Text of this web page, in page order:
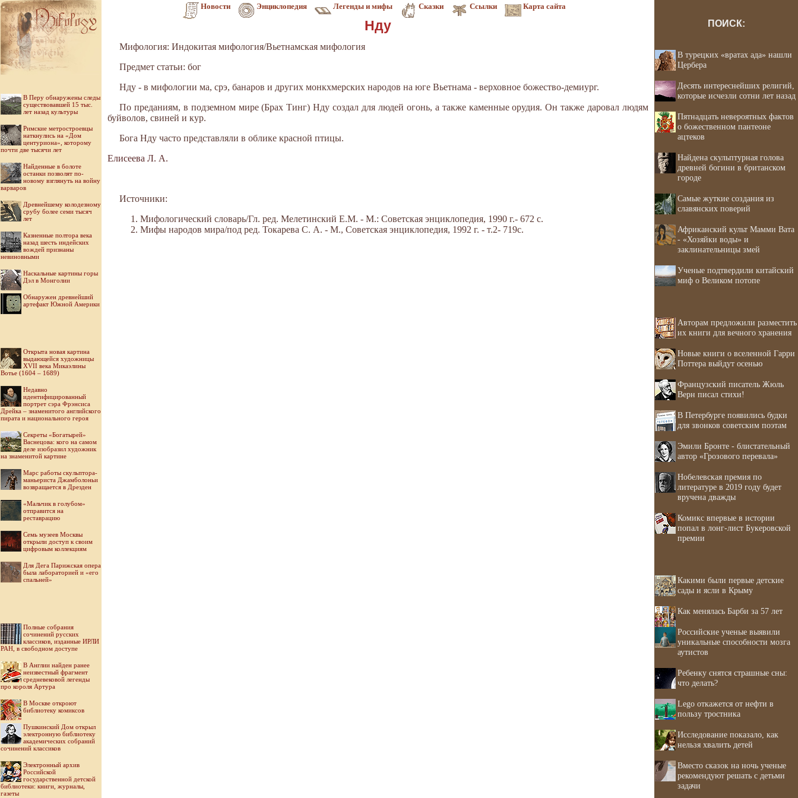
Новости Энциклопедия Легенды и мифы Сказки Ссылки Карта сайта
В Перу обнаружены следы
существовавшей 15 тыс.
лет назад культуры
Римские метростроевцы
наткнулись на «Дом
центуриона», которому
почти две тысячи лет
Найденные в болоте
останки позволят по-
новому взглянуть на войну
варваров
Древнейшему колодезному
срубу более семи тысяч
лет
Казненные полтора века
назад шесть индейских
вождей признаны
невиновными
Наскальные картины горы
Дэл в Монголии
Обнаружен древнейший
артефакт Южной Америки
Открыта новая картина
выдающейся художницы
XVII века Микаэлины
Вотье (1604 – 1689)
Недавно
идентифицированный
портрет сэра Фрэнсиса
Дрейка – знаменитого английского
пирата и национального героя
Секреты «Богатырей»
Васнецова: кого на самом
деле изобразил художник
на знаменитой картине
Марс работы скульптора-
маньериста Джамболоньи
возвращается в Дрезден
«Мальчик в голубом»
отправится на
реставрацию
Семь музеев Москвы
открыли доступ к своим
цифровым коллекциям
Для Дега Парижская опера
была лабораторией и «его
спальней»
Полные собрания
сочинений русских
классиков, изданные ИРЛИ
РАН, в свободном доступе
В Англии найден ранее
неизвестный фрагмент
средневековой легенды
про короля Артура
В Москве откроют
библиотеку комиксов
Пушкинский Дом открыл
электронную библиотеку
академических собраний
сочинений классиков
Электронный архив
Российской
государственной детской
библиотеки: книги, журналы,
газеты
Нду
Мифология: Индокитая мифология/Вьетнамская мифология
Предмет статьи: бог
Нду - в мифологии ма, срэ, банаров и других монкхмерских народов на юге Вьетнама - верховное божество-демиург.
По преданиям, в подземном мире (Брах Тинг) Нду создал для людей огонь, а также каменные орудия. Он также даровал людям
буйволов, свиней и кур.
Бога Нду часто представляли в облике красной птицы.
Елисеева Л. А.
Источники:
Мифологический словарь/Гл. ред. Мелетинский Е.М. - М.: Советская энциклопедия, 1990 г.- 672 с.
Мифы народов мира/под ред. Токарева С. А. - М., Советская энциклопедия, 1992 г. - т.2- 719с.
ПОИСК:
В турецких «вратах ада» нашли
Цербера
Десять интереснейших религий,
которые исчезли сотни лет назад
Пятнадцать невероятных фактов
о божественном пантеоне
ацтеков
Найдена скульптурная голова
древней богини в британском
городе
Самые жуткие создания из
славянских поверий
Африканский культ Мамми Вата
- «Хозяйки воды» и
заклинательницы змей
Ученые подтвердили китайский
миф о Великом потопе
Авторам предложили разместить
их книги для вечного хранения
Новые книги о вселенной Гарри
Поттера выйдут осенью
Французский писатель Жюль
Верн писал стихи!
В Петербурге появились будки
для звонков советским поэтам
Эмили Бронте - блистательный
автор «Грозового перевала»
Нобелевская премия по
литературе в 2019 году будет
вручена дважды
Комикс впервые в истории
попал в лонг-лист Букеровской
премии
Какими были первые детские
сады и ясли в Крыму
Как менялась Барби за 57 лет
Российские ученые выявили
уникальные способности мозга
аутистов
Ребенку снятся страшные сны:
что делать?
Lego откажется от нефти в
пользу тростника
Исследование показало, как
нельзя хвалить детей
Вместо сказок на ночь ученые
рекомендуют решать с детьми
задачи